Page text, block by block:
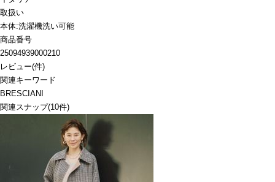
取扱い
本体:洗濯機洗い可能
商品番号
25094939000210
レビュー(件)
関連キーワード
BRESCIANI
関連スナップ(10件)